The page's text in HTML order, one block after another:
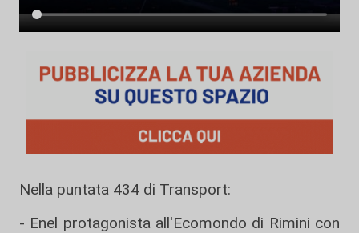
Nella puntata 434 di Transport:
- Enel protagonista all'Ecomondo di Rimini con